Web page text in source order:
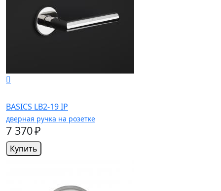
BASICS LB2-19 IP
дверная ручка на розетке
7 370 ₽
Купить